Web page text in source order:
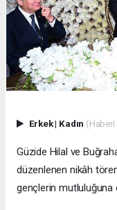
Erkek| Kadın (Haberi
Güzide Hilal ve
düzenlenen nikâh
gençlerin mutluluğuna